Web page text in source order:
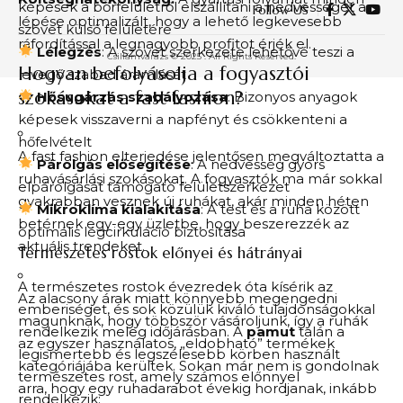
lépése optimalizált, hogy a lehető legkevesebb
ráfordítással a legnagyobb profitot érjék el.
Hogyan befolyásolja a fogyasztói
szokásokat a fast fashion?
A fast fashion elterjedése jelentősen megváltoztatta a
ruhavásárlási szokásokat. A fogyasztók ma már sokkal
gyakrabban vesznek új ruhákat, akár minden héten
betérnek egy-egy üzletbe, hogy beszerezzék az
aktuális trendeket.
Az alacsony árak miatt könnyebb megengedni
magunknak, hogy többször vásároljunk, így a ruhák
az egyszer használatos, „eldobható” termékek
kategóriájába kerültek. Sokan már nem is gondolnak
arra, hogy egy ruhadarabot évekig hordjanak, inkább
képesek a bőrfelületről elszállítani a nedvességet a
szövet külső felületére
Lélegzés: A szövet szerkezete lehetővé teszi a
levegő szabad áramlását
Hősugárzás szabályozása: Bizonyos anyagok
képesek visszaverni a napfényt és csökkenteni a
hőfelvételt
Párolgás elősegítése: A nedvesség gyors
elpárolgását támogató felületszerkezet
Mikroklíma kialakítása: A test és a ruha között
optimális légcirkuláció biztosítása
Természetes rostok előnyei és hátrányai
A természetes rostok évezredek óta kísérik az
emberiséget, és sok közülük kiváló tulajdonságokkal
rendelkezik meleg időjárásban. A pamuttalán a
legismertebb és legszélesebb körben használt
természetes rost, amely számos előnnyel
rendelkezik:
Follow US
Csillámvarázs © 2025 . All Rights Reserved.